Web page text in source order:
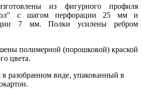
из фигурного профиля
с шагом перфорации 25 мм и
7 мм. Полки усилены ребром
полимерной (порошковой) краской
цвета.
в разобранном виде, упакованный в